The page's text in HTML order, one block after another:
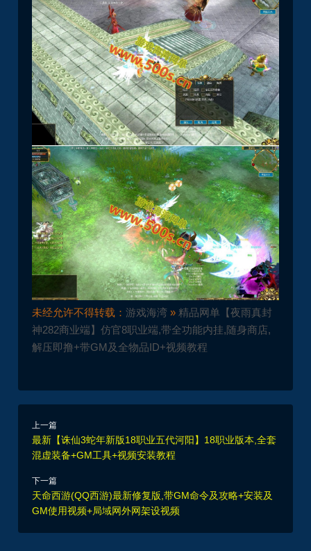
未经允许不得转载：游戏海湾 » 精品网单【夜雨真封
神282商业端】仿官8职业端,带全功能内挂,随身商店,
解压即撸+带GM及全物品ID+视频教程
上一篇
最新【诛仙3蛇年新版18职业五代河阳】18职业版本,全套
混虚装备+GM工具+视频安装教程
下一篇
天命西游(QQ西游)最新修复版,带GM命令及攻略+安装及
GM使用视频+局域网外网架设视频